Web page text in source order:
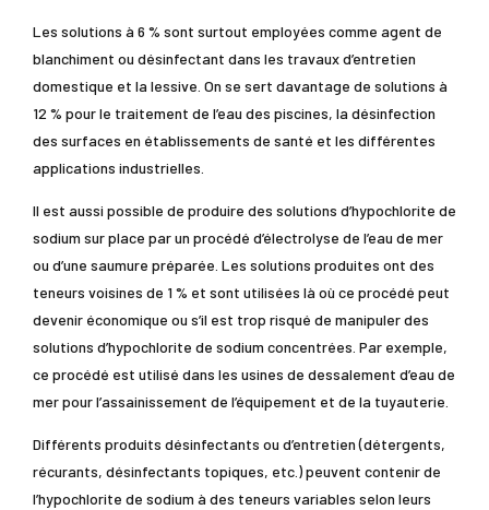
Les solutions à 6 % sont surtout employées comme agent de
blanchiment ou désinfectant dans les travaux d’entretien
domestique et la lessive. On se sert davantage de solutions à
12 % pour le traitement de l’eau des piscines, la désinfection
des surfaces en établissements de santé et les différentes
applications industrielles.
Il est aussi possible de produire des solutions d’hypochlorite de
sodium sur place par un procédé d’électrolyse de l’eau de mer
ou d’une saumure préparée. Les solutions produites ont des
teneurs voisines de 1 % et sont utilisées là où ce procédé peut
devenir économique ou s’il est trop risqué de manipuler des
solutions d’hypochlorite de sodium concentrées. Par exemple,
ce procédé est utilisé dans les usines de dessalement d’eau de
mer pour l’assainissement de l’équipement et de la tuyauterie.
Différents produits désinfectants ou d’entretien (détergents,
récurants, désinfectants topiques, etc.) peuvent contenir de
l’hypochlorite de sodium à des teneurs variables selon leurs